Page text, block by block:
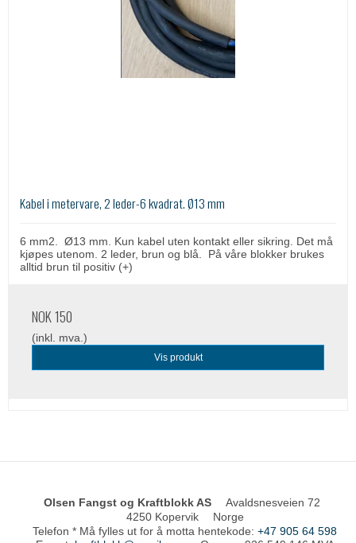
Kabel i metervare, 2 leder-6 kvadrat. Ø13 mm
6 mm2. Ø13 mm. Kun kabel uten kontakt eller sikring. Det må
kjøpes utenom. 2 leder, brun og blå. På våre blokker brukes
alltid brun til positiv (+)
NOK 150
(inkl. mva.)
Vis produkt
Olsen Fangst og Kraftblokk AS
Avaldsnesveien 72
4250 Kopervik
Norge
Telefon * Må fylles ut for å motta hentekode: +47 905 64 598